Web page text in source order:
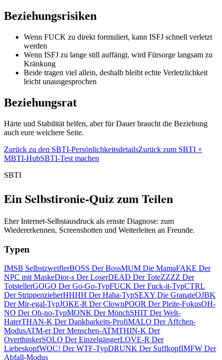
Beziehungsrisiken
Wenn FUCK zu direkt formuliert, kann ISFJ schnell verletzt
werden
Wenn ISFJ zu lange still auffängt, wird Fürsorge langsam zu
Kränkung
Beide tragen viel allein, deshalb bleibt echte Verletzlichkeit
leicht unausgesprochen
Beziehungsrat
Härte und Stabilität helfen, aber für Dauer braucht die Beziehung
auch eure weichere Seite.
Zurück zu den SBTI-PersönlichkeitsdetailsZurück zum SBTI ×
MBTI-HubSBTI-Test machen
SBTI
Ein Selbstironie-Quiz zum Teilen
Eher Internet-Selbstausdruck als ernste Diagnose: zum
Wiedererkennen, Screenshotten und Weiterleiten an Freunde.
Typen
IMSB SelbstzweiflerBOSS Der BossMUM Die MamaFAKE Der
NPC mit MaskeDior-s Der LoserDEAD Der ToteZZZZ Der
TotstellerGOGO Der Go-Go-TypFUCK Der Fuck-it-TypCTRL
Der StrippenzieherHHHH Der Haha-TypSEXY Die GranateOJBK
Der Mir-egal-TypJOKE-R Der ClownPOOR Der Pleite-FokusOH-
NO Der Oh-no-TypMONK Der MönchSHIT Der Welt-
HaterTHAN-K Der Dankbarkeits-ProfiMALO Der Äffchen-
ModusATM-er Der Menschen-ATMTHIN-K Der
OverthinkerSOLO Der EinzelgängerLOVE-R Der
LiebeskopfWOC! Der WTF-TypDRUNK Der SuffkopfIMFW Der
Abfall-Modus